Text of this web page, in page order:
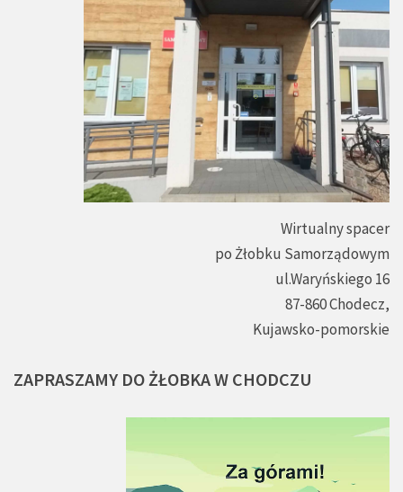
Wirtualny spacer
po Żłobku Samorządowym
ul.Waryńskiego 16
87-860 Chodecz,
Kujawsko-pomorskie
ZAPRASZAMY DO ŻŁOBKAW CHODCZU